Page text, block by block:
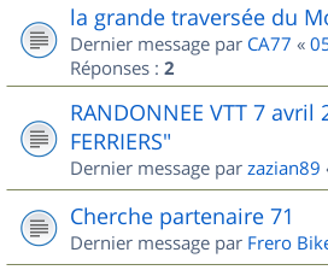
la grande traversée du
Dernier message par CA77 «
Réponses : 2
RANDONNEE VTT 7 avril
FERRIERS"
Dernier message par zazian89
Cherche partenaire 71
Dernier message par Frero